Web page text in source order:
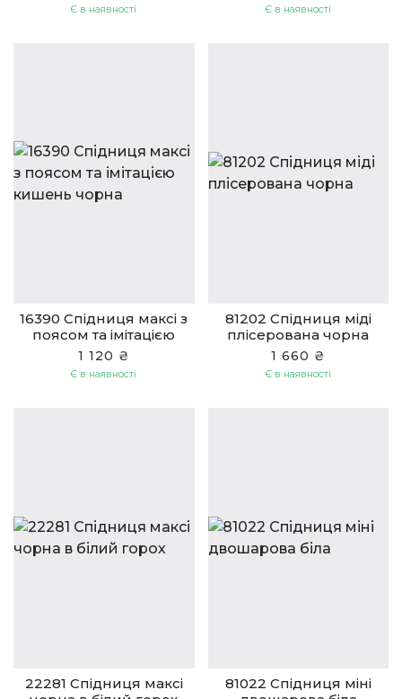
Є в наявності Є в наявності
16390 Cпідниця максі з
поясом та імітацією
кишень чорна
1 120 ₴
Є в наявності
81202 Спідниця міді
плісерована чорна
1 660 ₴
Є в наявності
22281 Спідниця максі
81022 Спідниця міні